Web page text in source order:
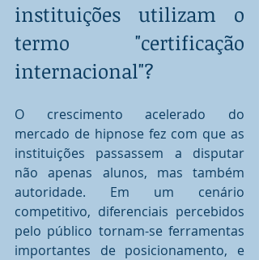
instituições utilizam o
termo "certificação
internacional"?
O crescimento acelerado do
mercado de hipnose fez com que as
instituições passassem a disputar
não apenas alunos, mas também
autoridade. Em um cenário
competitivo, diferenciais percebidos
pelo público tornam-se ferramentas
importantes de posicionamento, e